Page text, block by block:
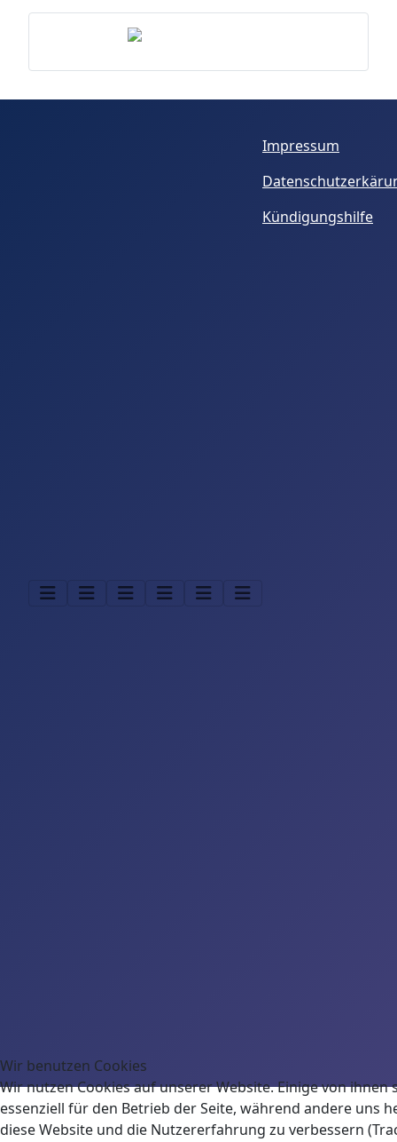
Impressum
Kündigungshilfe
Wir benutzen Cookies
Wir nutzen Cookies auf unserer Website. Einige von ihnen
essenziell für den Betrieb der Seite, während andere uns
diese Website und die Nutzererfahrung zu verbessern